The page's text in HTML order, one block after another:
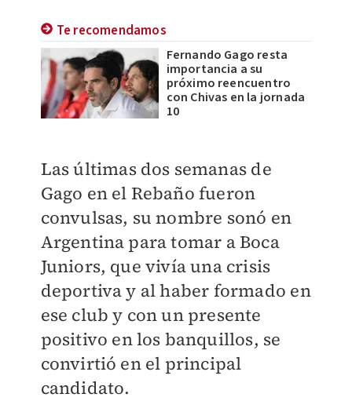
Te recomendamos
Fernando Gago resta
importancia a su
próximo reencuentro
con Chivas en la jornada
10
Las últimas dos semanas de
Gago en el Rebaño fueron
convulsas, su nombre sonó en
Argentina para tomar a Boca
Juniors, que vivía una crisis
deportiva y al haber formado en
ese club y con un presente
positivo en los banquillos, se
convirtió en el principal
candidato.